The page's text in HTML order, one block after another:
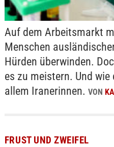
Auf dem Arbeitsmarkt
Menschen
Hürden überwinden.
es zu meistern. Und
allem Iranerinnen. VON
FRUST UND ZWEIFEL